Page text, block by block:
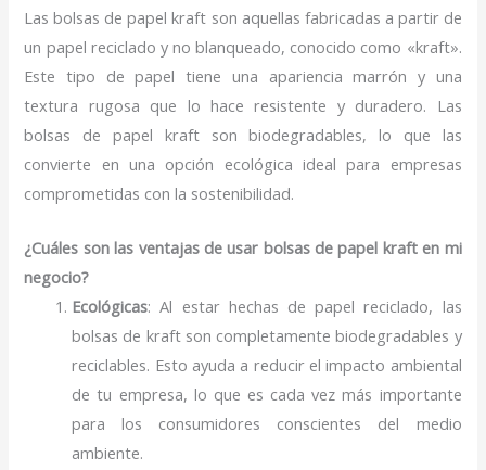
Las bolsas de papel kraft son aquellas fabricadas a partir de
un papel reciclado y no blanqueado, conocido como «kraft».
Este tipo de papel tiene una apariencia marrón y una
textura rugosa que lo hace resistente y duradero. Las
bolsas de papel kraft son biodegradables, lo que las
convierte en una opción ecológica ideal para empresas
comprometidas con la sostenibilidad.
¿Cuáles son las ventajas de usar bolsas de papel kraft en mi
negocio?
Ecológicas: Al estar hechas de papel reciclado, las
bolsas de kraft son completamente biodegradables y
reciclables. Esto ayuda a reducir el impacto ambiental
de tu empresa, lo que es cada vez más importante
para los consumidores conscientes del medio
ambiente.